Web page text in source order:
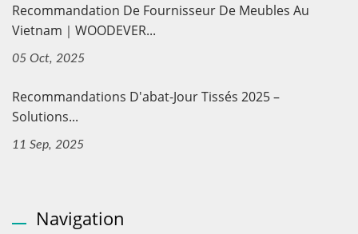
Recommandation De Fournisseur De Meubles Au
Vietnam｜WOODEVER...
05 Oct, 2025
Recommandations D'abat-Jour Tissés 2025 –
Solutions...
11 Sep, 2025
Navigation